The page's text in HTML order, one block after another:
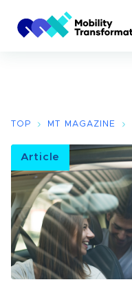
TOP MT MAGAZINE
Article